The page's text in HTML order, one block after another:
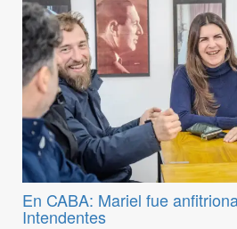
En CABA: Mariel fue
Intendentes